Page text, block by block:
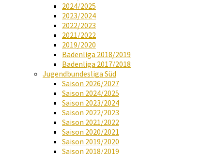
2024/2025
2023/2024
2022/2023
2021/2022
2019/2020
Badenliga 2018/2019
Badenliga 2017/2018
Jugendbundesliga Süd
Saison 2026/2027
Saison 2024/2025
Saison 2023/2024
Saison 2022/2023
Saison 2021/2022
Saison 2020/2021
Saison 2019/2020
Saison 2018/2019